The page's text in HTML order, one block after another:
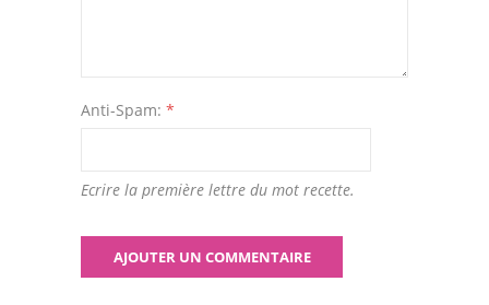
Anti-Spam: *
Ecrire la première lettre du mot recette.